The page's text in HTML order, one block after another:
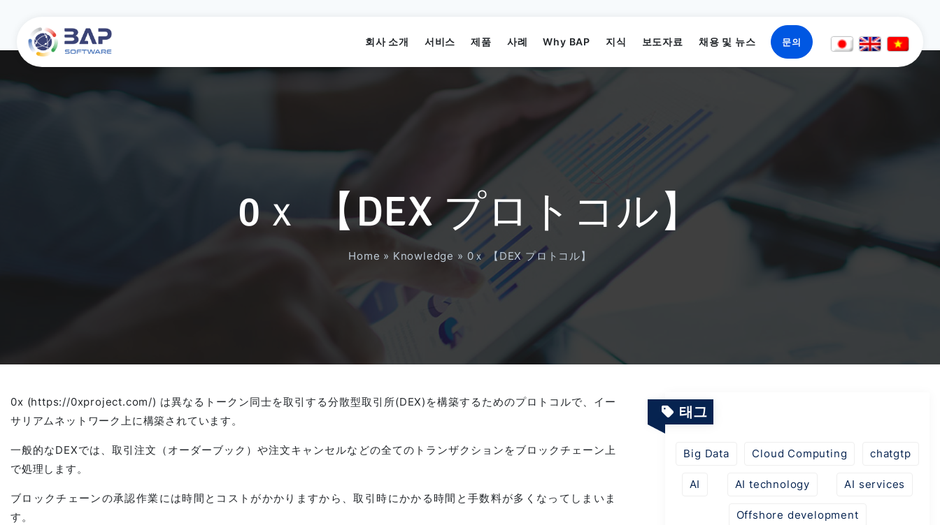
회사 소개
미션
서비스
비즈니스 애플리케이션 개발 SAP, ERP 시스템 개발 및 컨설팅
Outsystems 개발
SaaS 개발 서비스 Microsoft PowerApps 서비스
제품
Elearning System 블록체인 경마 게임
가상 오피스 플랫폼
AI 학습 관리 시스템(LMS) 일본용 AI 부동산 플랫폼 에너지 관리의 디지털 전환 및 AI
사례
비즈니스 API 프로젝트 게임 프로젝트
COBOL 마이그레이션 프로젝트
시스템 운영 및 유지보수 Microsoft PowerApps
Why BAP 지식
Offshore
보도자료 채용 및 뉴스
미디어 인턴십 프로그램
문의
0ｘ 【DEX プロトコル】
Home » Knowledge » 0ｘ 【DEX プロトコル】
0x (https://0xproject.com/) は異なるトークン同士を取引する分散型取引所(DEX)を構築するためのプロトコルで、イー
サリアムネットワーク上に構築されています。
一般的なDEXでは、取引注文（オーダーブック）や注文キャンセルなどの全てのトランザクションをブロックチェーン上
で処理します。
ブロックチェーンの承認作業には時間とコストがかかりますから、取引時にかかる時間と手数料が多くなってしまいま
す。
태그
Big Data Cloud Computing chatgtp
AI AI technology AI services
Offshore development